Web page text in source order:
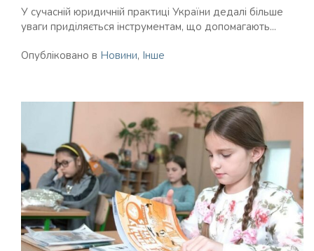
У сучасній юридичній практиці України дедалі більше
уваги приділяється інструментам, що допомагають...
Опубліковано в Новини, Інше